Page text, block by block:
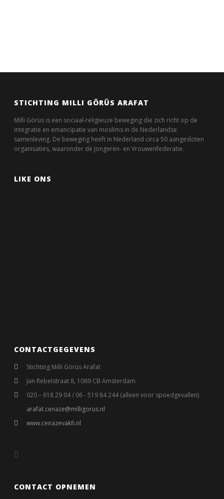
STICHTING MILLI GÖRÜS ARAFAT
Milli Görüs is een sociaal-religieuze beweging die zich richt op de
integratie en emancipatie van moslims in de Nederlandse
samenleving. De beweging heeft in Nederland circa 50 aangesloten
organisaties, waaronder de Jongeren- en Vrouwenfederatie.
LIKE ONS
CONTACTGEGEVENS
Stichting Milli Görüs Arafat
Jan Rebelstraat 8, 1069 CB Amsterdam
020 – 618 29 04 / 06 - 519 84 244 (alleen voor spoedgevallen)
arafat.cenaze@milligorus.nl
www.cenazevakfi.nl
CONTACT OPNEMEN